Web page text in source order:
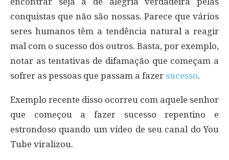
conquistas que não são nossas. Parece que vários
seres humanos têm a tendência natural a reagir
mal com o sucesso dos outros. Basta, por exemplo,
notar as tentativas de difamação que começam a
sofrer as pessoas que passam a fazer sucesso.
Exemplo recente disso ocorreu com aquele senhor
que começou a fazer sucesso repentino e
estrondoso quando um vídeo de seu canal do You
Tube viralizou.